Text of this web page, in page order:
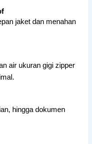
jaket dan menahan
air ukuran gigi zipper
hingga dokumen